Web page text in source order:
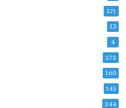
271
13
4
272
160
145
244